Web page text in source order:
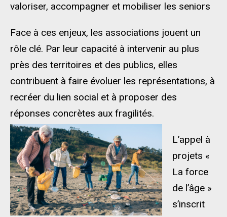
valoriser, accompagner et mobiliser les seniors
Face à ces enjeux, les associations jouent un
rôle clé. Par leur capacité à intervenir au plus
près des territoires et des publics, elles
contribuent à faire évoluer les représentations, à
recréer du lien social et à proposer des
réponses concrètes aux fragilités.
L’appel à
projets «
La force
de l’âge »
s’inscrit